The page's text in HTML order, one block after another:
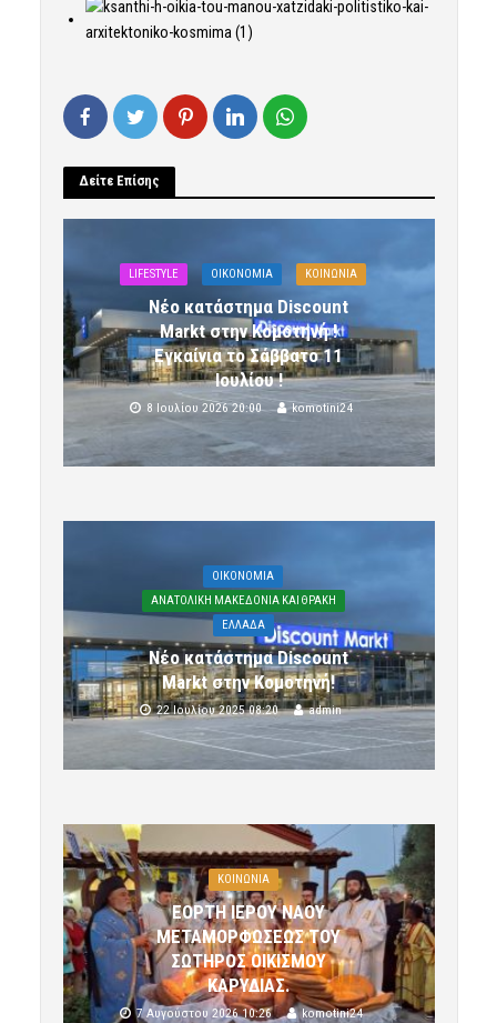
Δείτε Επίσης
LIFESTYLE OIKONOMIA ΚΟΙΝΩΝΙΑ
Νέο κατάστημα Discount
Markt στην Κομοτηνή !
Εγκαίνια το Σάββατο 11
Ιουλίου !
8 Ιουλίου 2026 20:00 komotini24
OIKONOMIA
ΑΝΑΤΟΛΙΚΗ ΜΑΚΕΔΟΝΙΑ ΚΑΙ ΘΡΑΚΗ
ΕΛΛΑΔΑ
Νέο κατάστημα Discount
Markt στην Κομοτηνή!
22 Ιουλίου 2025 08:20 admin
ΚΟΙΝΩΝΙΑ
ΕΟΡΤΗ ΙΕΡΟΥ ΝΑΟΥ
ΜΕΤΑΜΟΡΦΩΣΕΩΣ ΤΟΥ
ΣΩΤΗΡΟΣ ΟΙΚΙΣΜΟΥ
ΚΑΡΥΔΙΑΣ.
7 Αυγούστου 2026 10:26 komotini24